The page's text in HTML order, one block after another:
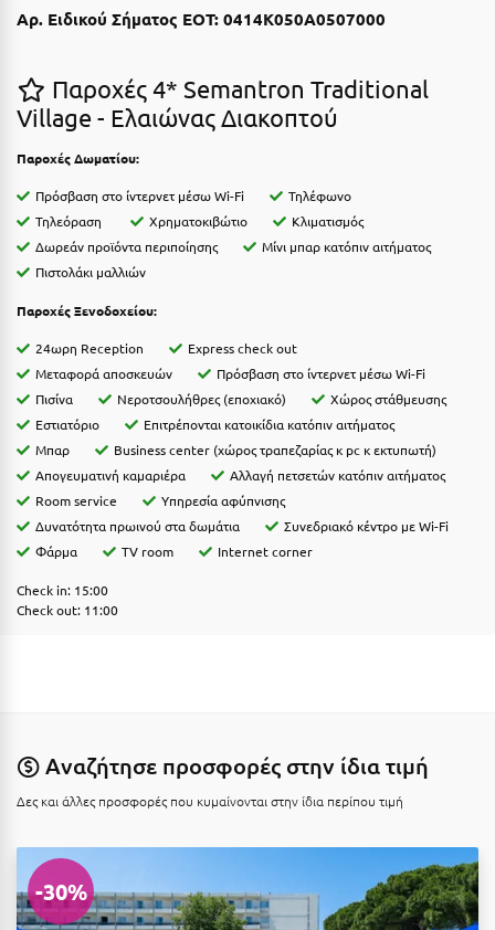
Ιωάννινα
Κ
Καβάλα
Καλάβρυτα
Καλαμάτα
Κάλαμος
Καμένα Βούρλα
Καρδάμαινα
Καρδαμύλη
Καρδίτσα
Κάρπαθος
Καρπενήσι
Κατερίνη
Κερατέα
Κέρκυρα
Αρ. Ειδικού Σήματος ΕΟΤ: 0414K050A0507000
Παροχές 4* Semantron Traditional
Village - Ελαιώνας Διακοπτού
Παροχές Δωματίου:
Πρόσβαση στο ίντερνετ μέσω Wi-Fi
Τηλέφωνο
Τηλεόραση
Χρηματοκιβώτιο
Κλιματισμός
Δωρεάν προϊόντα περιποίησης
Μίνι μπαρ κατόπιν αιτήματος
Πιστολάκι μαλλιών
Παροχές Ξενοδοχείου:
24ωρη Reception
Express check out
Μεταφορά αποσκευών
Πρόσβαση στο ίντερνετ μέσω Wi-Fi
Πισίνα
Νεροτσουλήθρες (εποχιακό)
Χώρος στάθμευσης
Εστιατόριο
Eπιτρέπονται κατοικίδια κατόπιν αιτήματος
Μπαρ
Business center (χώρος τραπεζαρίας κ pc κ εκτυπωτή)
Aπογευματινή καμαριέρα
Αλλαγή πετσετών κατόπιν αιτήματος
Room service
Yπηρεσία αφύπνισης
Δυνατότητα πρωινού στα δωμάτια
Συνεδριακό κέντρο με Wi-Fi
Φάρμα
TV room Internet corner
Check in: 15:00
Check out: 11:00
Αναζήτησε προσφορές στην ίδια τιμή
Δες και άλλες προσφορές που κυμαίνονται στην ίδια περίπου τιμή
-30%